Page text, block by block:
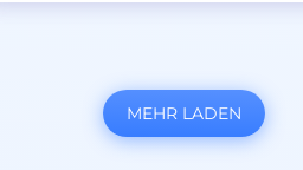
MEHR LADEN